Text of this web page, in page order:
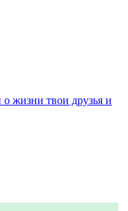
о жизни твои друзья и